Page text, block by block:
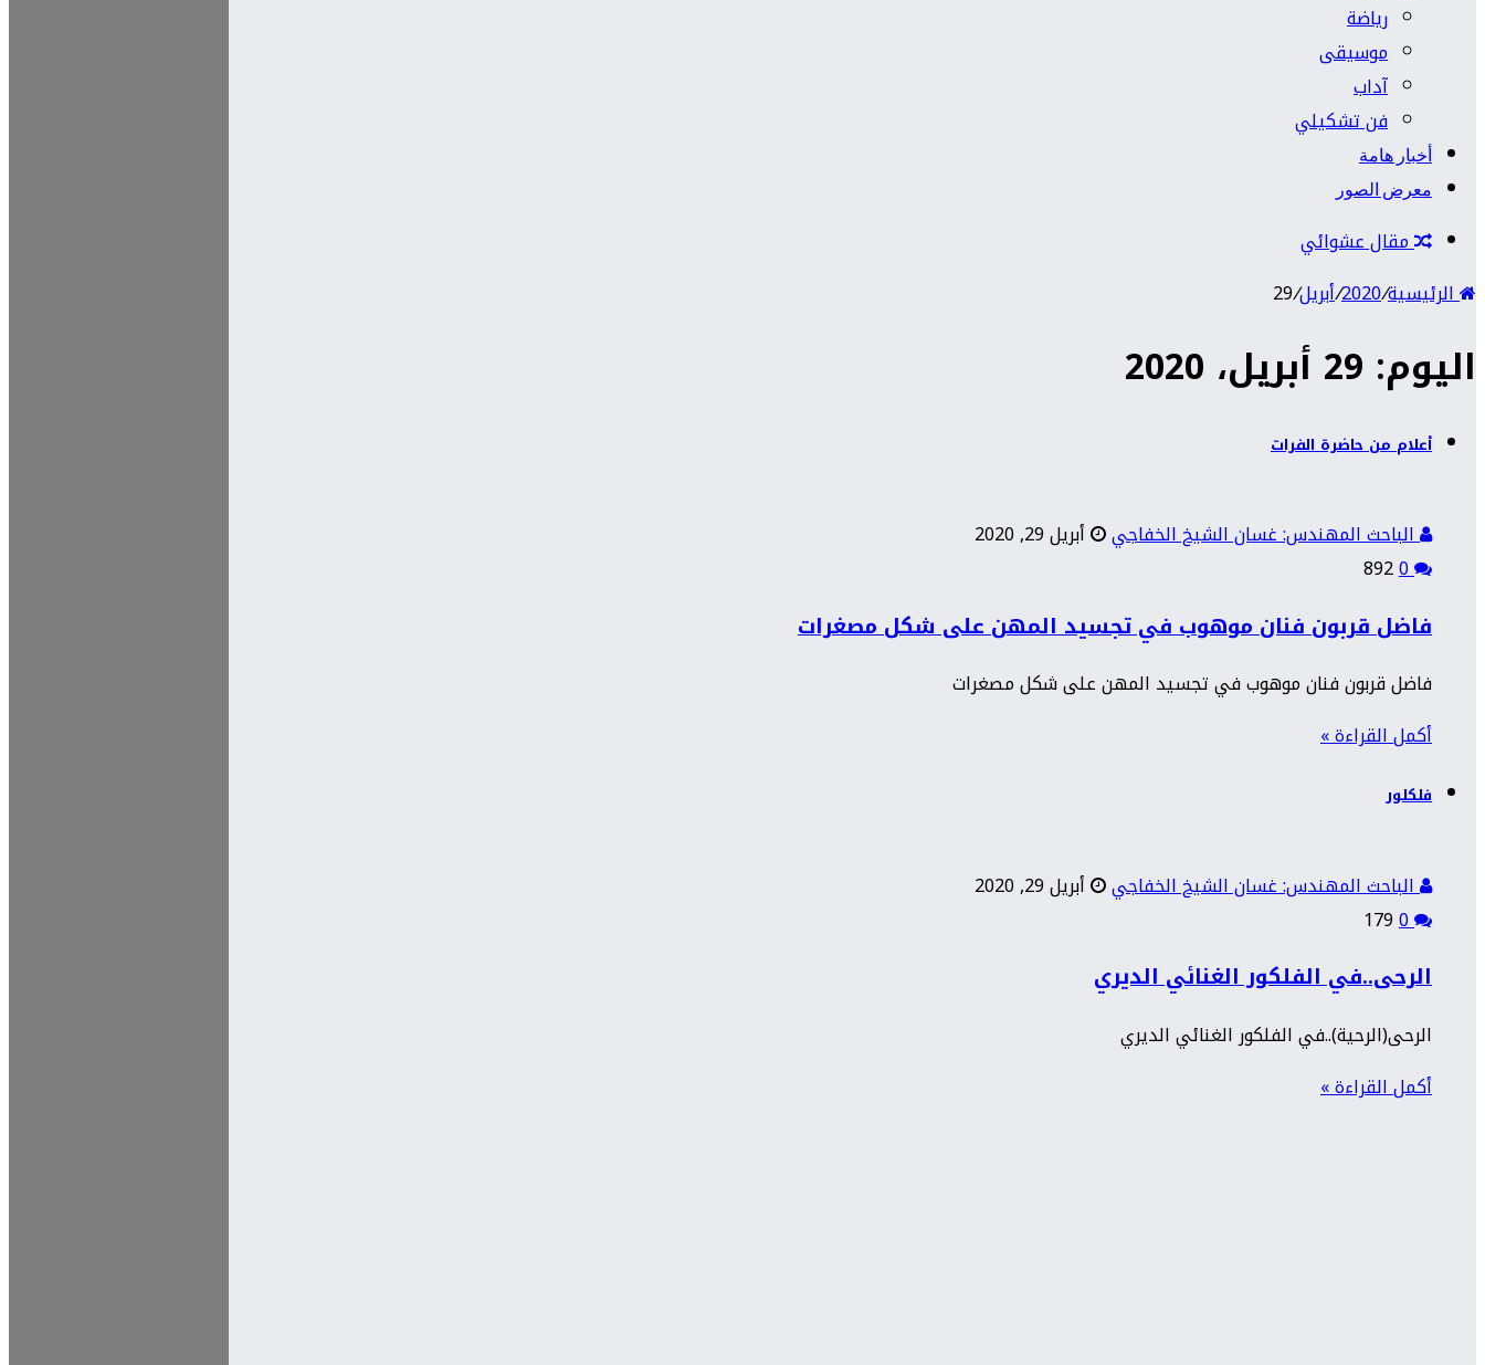
رياضة
موسيقى
آداب
فن تشكيلي
أخبار هامة
معرض الصور
مقال عشوائي
الرئيسية/
2020
/أبريل/
29
اليوم: 29 أبريل، 2020
أعلام من حاضرة الفرات
الباحث المهندس: غسان الشيخ الخفاجي
أبريل 29, 2020
0
فاضل قربون فنان موهوب في تجسيد المهن على شكل مصغرات
فاضل قربون فنان موهوب في تجسيد المهن على شكل مصغرات
أكمل القراءة »
فلكلور
الباحث المهندس: غسان الشيخ الخفاجي
أبريل 29, 2020
0
الرحى..في الفلكور الغنائي الديري
الرحى(الرحية)..في الفلكور الغنائي الديري
أكمل القراءة »